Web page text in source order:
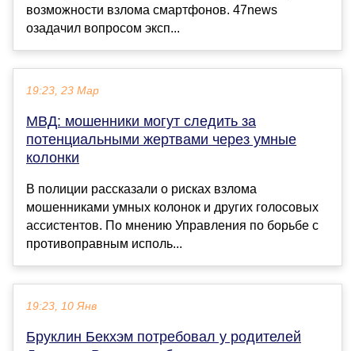
возможности взлома смартфонов. 47news
озадачил вопросом эксп...
19:23, 23 Мар
МВД: мошенники могут следить за
потенциальными жертвами через умные
колонки
В полиции рассказали о рисках взлома
мошенниками умных колонок и других голосовых
ассистентов. По мнению Управления по борьбе с
противоправным исполь...
19:23, 10 Янв
Бруклин Бекхэм потребовал у родителей